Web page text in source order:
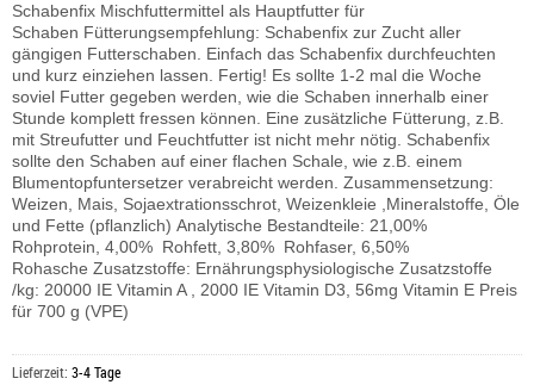
Schabenfix Mischfuttermittel als Hauptfutter für
Schaben Fütterungsempfehlung: Schabenfix zur Zucht aller
gängigen Futterschaben. Einfach das Schabenfix durchfeuchten
und kurz einziehen lassen. Fertig! Es sollte 1-2 mal die Woche
soviel Futter gegeben werden, wie die Schaben innerhalb einer
Stunde komplett fressen können. Eine zusätzliche Fütterung, z.B.
mit Streufutter und Feuchtfutter ist nicht mehr nötig. Schabenfix
sollte den Schaben auf einer flachen Schale, wie z.B. einem
Blumentopfuntersetzer verabreicht werden. Zusammensetzung:
Weizen, Mais, Sojaextrationsschrot, Weizenkleie ,Mineralstoffe, Öle
und Fette (pflanzlich) Analytische Bestandteile: 21,00%
Rohprotein, 4,00% Rohfett, 3,80% Rohfaser, 6,50%
Rohasche Zusatzstoffe: Ernährungsphysiologische Zusatzstoffe
/kg: 20000 IE Vitamin A , 2000 IE Vitamin D3, 56mg Vitamin E Preis
für 700 g (VPE)
Lieferzeit: 3-4 Tage